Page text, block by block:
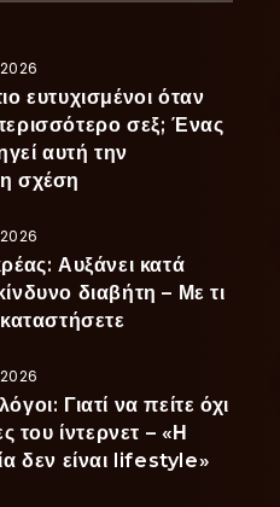
ευτυχισμένοι όταν
σεξ; Ένας
αυτή την
σχέση
Αυξάνει κατά
διαβήτη – Με τι
Γιατί να πείτε όχι
του ίντερνετ – «Η
δεν είναι lifestyle»